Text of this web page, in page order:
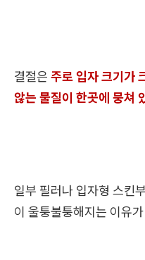
결절은 주로 입자 크기가
않는 물질이 한곳에 뭉쳐
일부 필러나 입자형 스킨
이 울퉁불퉁해지는 이유